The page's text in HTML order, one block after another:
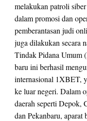
melakukan patroli
dalam promosi dan
pemberantasan judi
juga dilakukan secara
Tindak Pidana Umum
baru ini berhasil
internasional 1XBET,
ke luar negeri. Dalam
daerah seperti Depok,
dan Pekanbaru, aparat